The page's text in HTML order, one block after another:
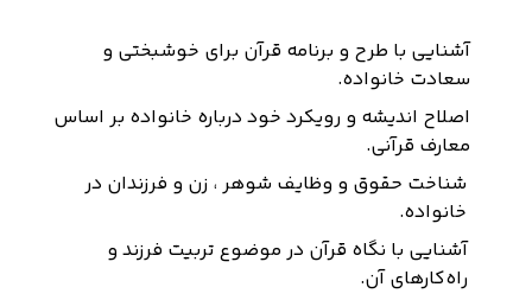
آشنایی با طرح و برنامه قرآن برای خوشبختی و
سعادت خانواده.
اصلاح اندیشه و رویکرد خود درباره خانواده بر اساس
معارف قرآنی.
شناخت حقوق و وظایف شوهر ، زن و فرزندان در
خانواده.
آشنایی با نگاه قرآن در موضوع تربیت فرزند و
راه‌کارهای آن.